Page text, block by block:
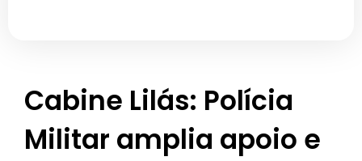
Cabine Lilás: Polícia
Militar amplia apoio e